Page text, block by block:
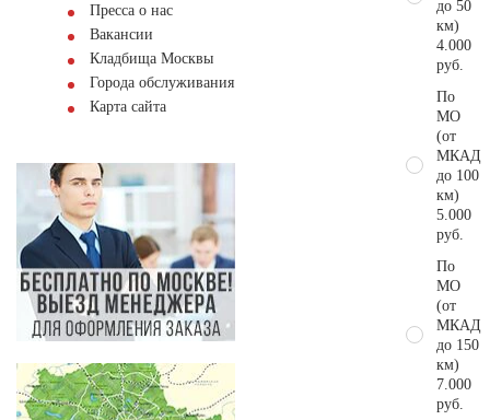
Пресса о нас
Вакансии
Кладбища Москвы
Города обслуживания
Карта сайта
до 50
км)
4.000
руб.
По
МО
(от
МКАД
до 100
км)
5.000
руб.
По
МО
(от
МКАД
до 150
км)
7.000
руб.